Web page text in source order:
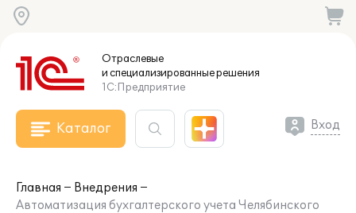
Отраслевые
и специализированныерешения
1С:Предприятие
Каталог Вход
Главная
Внедрения
Автоматизация бухгалтерского учета Челябинского